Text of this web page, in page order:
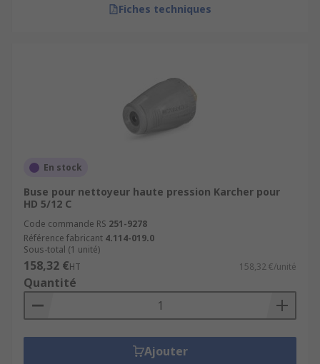
Fiches techniques
En stock
Buse pour nettoyeur haute pression Karcher pour
HD 5/12 C
Code commande RS 251-9278
Référence fabricant 4.114-019.0
Sous-total (1 unité)
158,32 €HT 158,32 €/unité
Quantité
Ajouter